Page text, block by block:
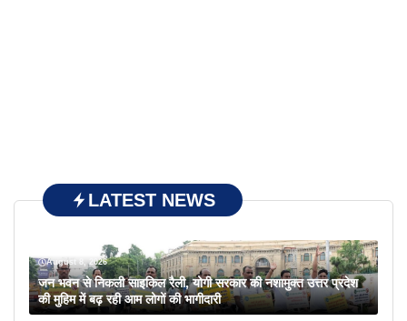
LATEST NEWS
August 8, 2026
जन भवन से निकली साइकिल रैली, योगी सरकार की नशामुक्त उत्तर प्रदेश
की मुहिम में बढ़ रही आम लोगों की भागीदारी